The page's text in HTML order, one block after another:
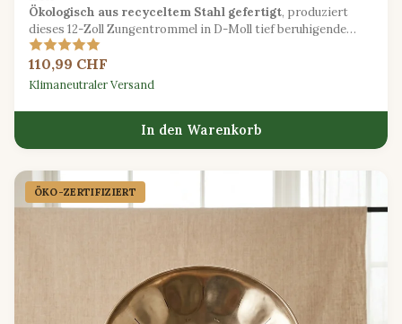
Ökologisch aus recyceltem Stahl gefertigt, produziert
dieses 12-Zoll Zungentrommel in D-Moll tief beruhigende
Töne, ideal für Meditation und Klangheilung.
110,99 CHF
Klimaneutraler Versand
In den Warenkorb
ÖKO-ZERTIFIZIERT